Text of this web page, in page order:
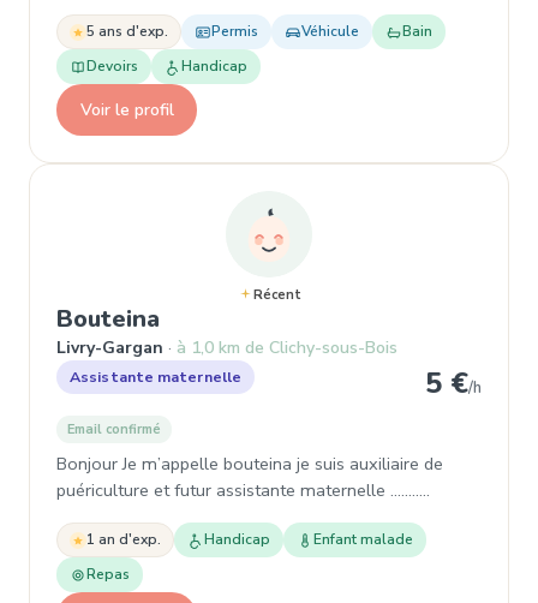
5 ans d'exp. Permis Véhicule
Bain
Devoirs
Handicap
Voir le profil
Récent
Bouteina
Livry-Gargan à 1,0 km de Clichy-sous-Bois
Assistante maternelle 5 €/h
Email confirmé
Bonjour Je m’appelle bouteina je suis auxiliaire de
puériculture et futur assistante maternelle ………..
1 an d'exp. Handicap
Enfant malade
Repas